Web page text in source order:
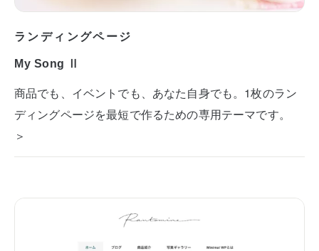
ランディングページ
My Song Ⅱ
商品でも、イベントでも、あなた自身でも。1枚のラン
ディングページを最短で作るための専用テーマです。
＞